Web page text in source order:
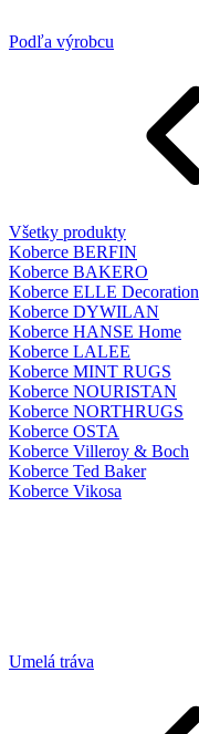
Podľa výrobcu
Všetky produkty
Koberce BERFIN
Koberce BAKERO
Koberce ELLE Decoration
Koberce DYWILAN
Koberce HANSE Home
Koberce LALEE
Koberce MINT RUGS
Koberce NOURISTAN
Koberce NORTHRUGS
Koberce OSTA
Koberce Villeroy & Boch
Koberce Ted Baker
Koberce Vikosa
Umelá tráva